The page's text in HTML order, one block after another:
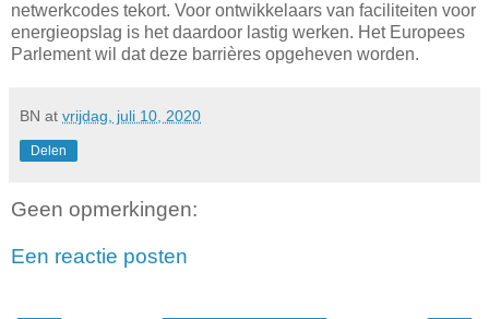
netwerkcodes tekort. Voor ontwikkelaars van faciliteiten voor
energieopslag is het daardoor lastig werken. Het Europees
Parlement wil dat deze barrières opgeheven worden.
BN at vrijdag, juli 10, 2020
Delen
Geen opmerkingen:
Een reactie posten